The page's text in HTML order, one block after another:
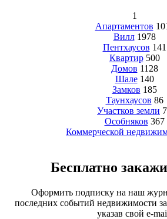
1
Апартаментов
Вилл 1978
Пентхаусов 141
Квартир 500
Домов 1128
Шале 140
Замков 185
Таунхаусов 86
Участков земли
Особняков 367
Коммерческой
Бесплатно
Оформить подписку на наш
последних событий недвижимости
указав свой e-